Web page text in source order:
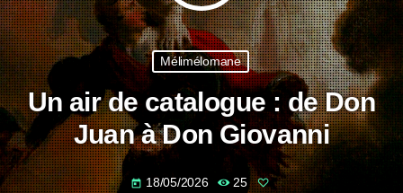
Mélimélomane
Un air de catalogue : de Don
Juan à Don Giovanni
today 18/05/2026 25